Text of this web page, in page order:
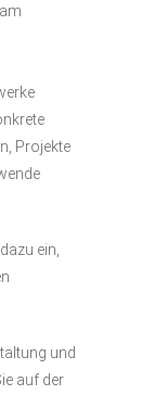
Projekte
ein,
und
auf der